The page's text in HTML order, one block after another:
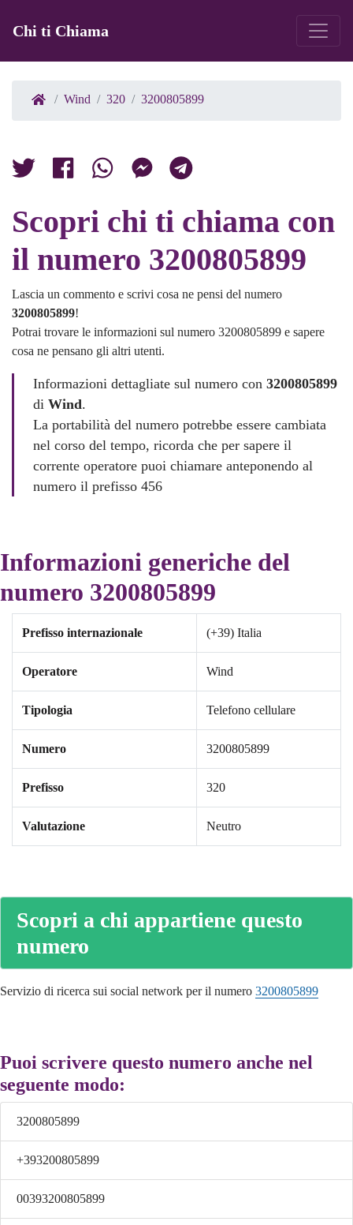
Chi ti Chiama
Wind 320 3200805899
Scopri chi ti chiama con
il numero 3200805899
Lascia un commento e scrivi cosa ne pensi del numero
3200805899!
Potrai trovare le informazioni sul numero 3200805899 e sapere
cosa ne pensano gli altri utenti.
Informazioni dettagliate sul numero con3200805899
diWind.
La portabilità del numero potrebbe essere cambiata
nel corso del tempo, ricorda che per sapere il
corrente operatore puoi chiamare anteponendo al
numero il prefisso 456
Informazioni generiche del
numero 3200805899
Prefisso internazionale (+39) Italia
Operatore Wind
Tipologia Telefono cellulare
Numero 3200805899
Prefisso 320
Valutazione Neutro
Scopri a chi appartiene questo
numero
Servizio di ricerca sui social network per il numero 3200805899
Puoi scrivere questo numero anche nel
seguente modo:
3200805899
+393200805899
00393200805899